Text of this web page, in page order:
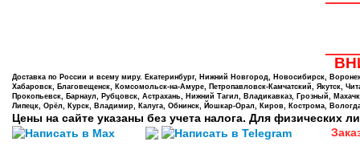
Доставка по России и всему миру. Екатеринбург, Нижний Новгород, Новосибирск,
Хабаровск, Благовещенск, Комсомольск-на-Амуре, Петропавловск-Камчатский, Якутск,
Прокопьевск, Барнаул, Рубцовск, Астрахань, Нижний Тагил, Владикавказ, Грозный,
Липецк, Орёл, Курск, Владимир, Калуга, Обнинск, Йошкар-Орал, Киров, Кострома,
Цены на сайте указаны без учета налога. Для физических